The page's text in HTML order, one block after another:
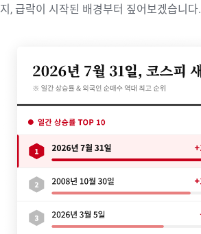
지, 급락이 시작된 배경부터 짚어보겠습니다.